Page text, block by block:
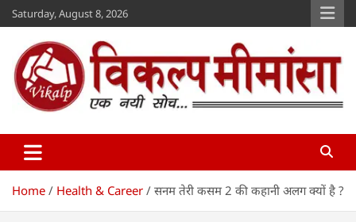
Skip
to
content
Saturday, August 8, 2026
Vikalp Mimansa
Home Health & Career सनम तेरी कसम 2 की कहानी अलग क्यों है ?